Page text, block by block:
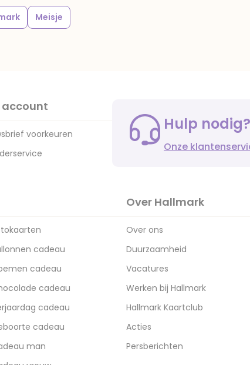
Meisje
account
voorkeuren
Hulp nodig?
Onze
cadeau
cadeau
cadeau
cadeau
cadeau
man
Over Hallmark
Over ons
Duurzaamheid
Vacatures
Werken bij Hallmark
Hallmark Kaartclub
Acties
Persberichten